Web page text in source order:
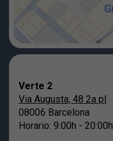
Verte 2
Via Augusta, 48 2a pl
08006 Barcelona
Horario: 9:00h - 20:00h